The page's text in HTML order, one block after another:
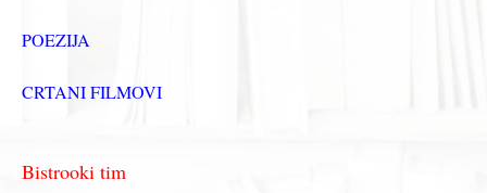
POEZIJA
CRTANI FILMOVI
Bistrooki tim